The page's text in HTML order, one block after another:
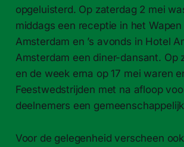
opgeluisterd. Op zaterdag 2 mei
middags een receptie in het
Amsterdam en ’s avonds in Hotel
Amsterdam een diner-dansant. Op
en de week erna op 17 mei waren
Feestwedstrijden met na afloop
deelnemers een
Voor de gelegenheid verscheen